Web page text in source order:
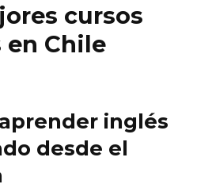
cursos
en Chile
inglés
desde el